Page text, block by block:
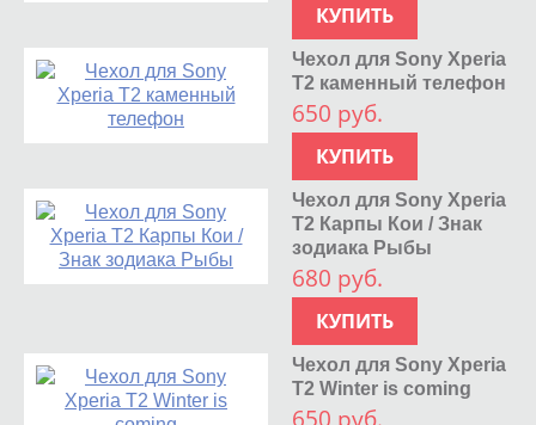
КУПИТЬ
Чехол для Sony Xperia
T2 каменный телефон
650 руб.
КУПИТЬ
Чехол для Sony Xperia
T2 Карпы Кои / Знак
зодиака Рыбы
680 руб.
КУПИТЬ
Чехол для Sony Xperia
T2 Winter is coming
650 руб.